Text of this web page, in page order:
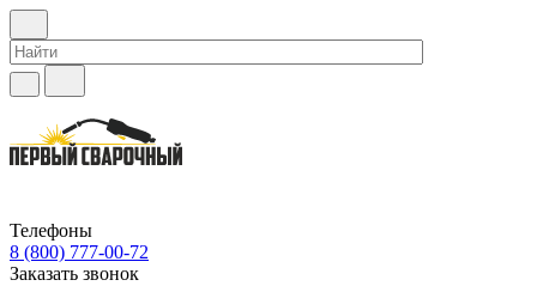
Телефоны
8 (800) 777-00-72
Заказать звонок